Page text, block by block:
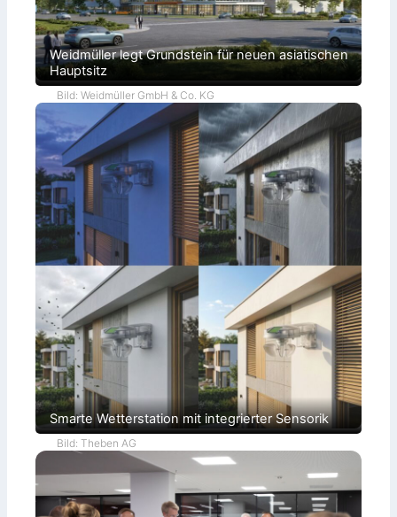
Weidmüller legt Grundstein für neuen asiatischen
Hauptsitz
Bild: Weidmüller GmbH & Co. KG
Smarte Wetterstation mit integrierter Sensorik
Bild: Theben AG